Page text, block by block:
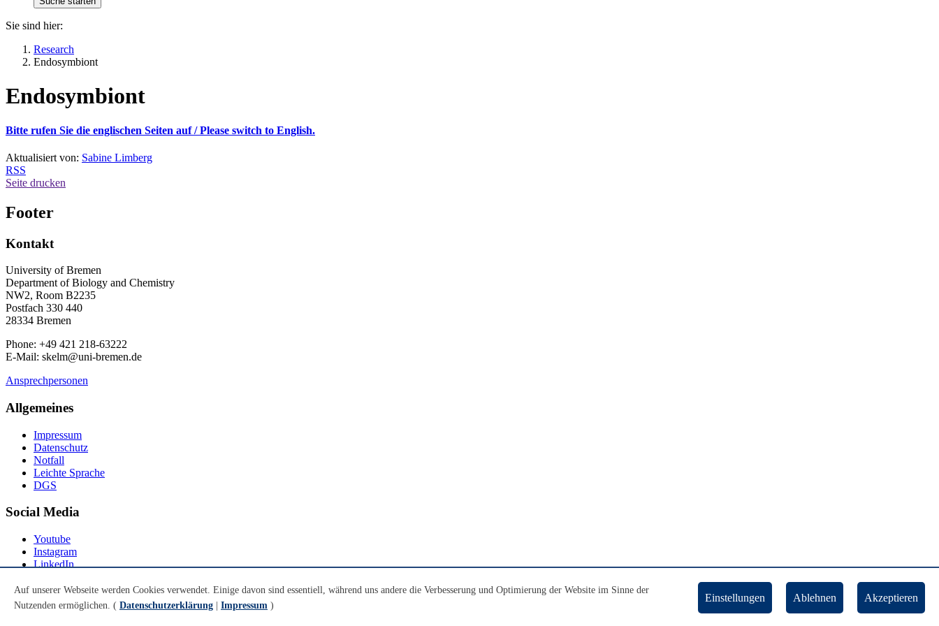
Sie sind hier:
Research
Endosymbiont
Endosymbiont
Bitte rufen Sie die englischen Seiten auf / Please switch to English.
Aktualisiert von: Sabine Limberg
RSS
Seite drucken
Footer
Kontakt
University of Bremen
Department of Biology and Chemistry
NW2, Room B2235
Postfach 330 440
28334 Bremen
Phone: +49 421 218-63222
E-Mail: skelm@uni-bremen.de
Ansprechpersonen
Allgemeines
Impressum
Datenschutz
Notfall
Leichte Sprache
DGS
Social Media
Youtube
Instagram
LinkedIn
© Universität Bremen 2026
Auf unserer Webseite werden Cookies verwendet. Einige davon sind essentiell, während uns andere die Verbesserung und Optimierung der Website im Sinne der
Nutzenden ermöglichen. ( Datenschutzerklärung | Impressum )
Einstellungen Ablehnen Akzeptieren